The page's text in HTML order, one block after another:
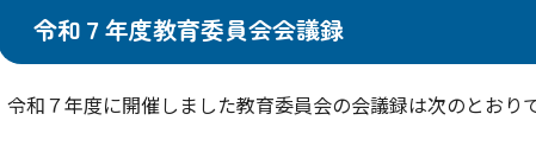
令和７年度教育委員会会議録
令和７年度に開催しました教育委員会の会議録は次のとおりで